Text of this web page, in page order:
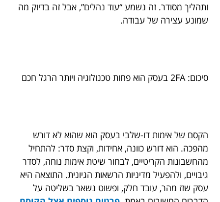
ותהליך מסודר. זה נשמע “עוד נהלים”, אבל זה בדיוק מה
שמונע עצירה של עבודה.
סיכום: 2FA בעסק הוא פחות טכנולוגיה ויותר הרגל חכם
הקסם של אימות דו-שלבי בעסק הוא שהוא לא דורש
מהפכה. הוא דורש כוונה, אחידות, וקצת סדר: להתחיל
מהחשבונות הקריטיים, לבחור שיטת אימות נוחה, לסדר
גיבויים, ולהפעיל מדיניות הרשאות הגיונית. התוצאה היא
עסק שזז מהר, עובד חלק, ופשוט נשאר בשליטה על